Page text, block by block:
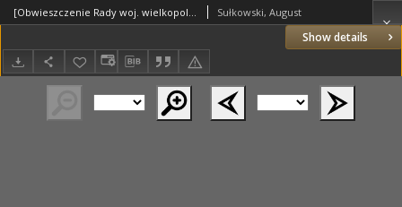
Show details
[Obwieszczenie Rady woj. wielkopolskich: poznańskiego, kaliskiego i gnieźnieńskiego] Sułkowski, August